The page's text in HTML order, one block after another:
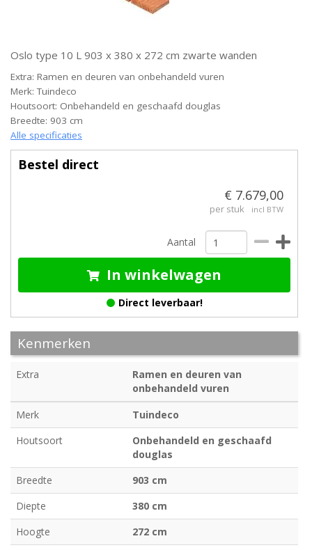
Oslo type 10 L 903 x 380 x 272 cm zwarte wanden
Extra: Ramen en deuren van onbehandeld vuren
Merk: Tuindeco
Houtsoort: Onbehandeld en geschaafd douglas
Breedte: 903 cm
Alle specificaties
Bestel direct
€ 7.679,00
per stuk incl BTW
Aantal
In winkelwagen
Direct leverbaar!
Kenmerken
Extra
Ramen en deuren van
onbehandeld vuren
Merk
Tuindeco
Houtsoort
Onbehandeld en geschaafd
douglas
Breedte
903 cm
Diepte
380 cm
Hoogte
272 cm